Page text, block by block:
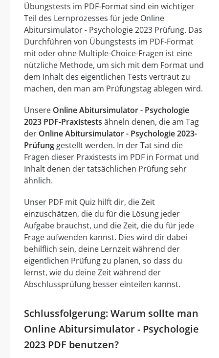
Übungstests im PDF-Format sind ein wichtiger
Teil des Lernprozesses für jede Online
Abitursimulator - Psychologie 2023 Prüfung. Das
Durchführen von Übungstests im PDF-Format
mit oder ohne Multiple-Choice-Fragen ist eine
nützliche Methode, um sich mit dem Format und
dem Inhalt des eigentlichen Tests vertraut zu
machen, den man am Prüfungstag ablegen wird.
Unsere Online Abitursimulator - Psychologie
2023 PDF-Praxistests ähneln denen, die am Tag
der Online Abitursimulator - Psychologie 2023-
Prüfung gestellt werden. In der Tat sind die
Fragen dieser Praxistests im PDF in Format und
Inhalt denen der tatsächlichen Prüfung sehr
ähnlich.
Unser PDF mit Quiz hilft dir, die Zeit
einzuschätzen, die du für die Lösung jeder
Aufgabe brauchst, und die Zeit, die du für jede
Frage aufwenden kannst. Dies wird dir dabei
behilflich sein, deine Lernzeit während der
eigentlichen Prüfung zu planen, so dass du
lernst, wie du deine Zeit während der
Abschlussprüfung besser einteilen kannst.
Schlussfolgerung: Warum sollte man
Online Abitursimulator - Psychologie
2023 PDF benutzen?